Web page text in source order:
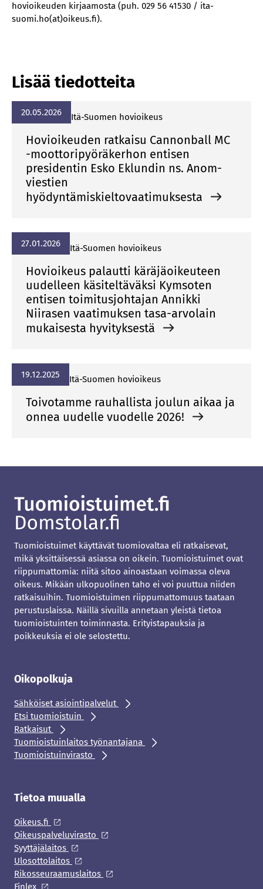
hovioikeuden kirjaamosta (puh. 029 56 41530 / ita-
suomi.ho(at)oikeus.fi).
Lisää tiedotteita
20.05.2026 Itä-Suomen hovioikeus
Hovioikeuden ratkaisu Cannonball MC
-moottoripyöräkerhon entisen
presidentin Esko Eklundin ns. Anom-
viestien
hyödyntämiskieltovaatimuksesta
27.01.2026 Itä-Suomen hovioikeus
Hovioikeus palautti käräjäoikeuteen
uudelleen käsiteltäväksi Kymsoten
entisen toimitusjohtajan Annikki
Niirasen vaatimuksen tasa-arvolain
mukaisesta hyvityksestä
19.12.2025 Itä-Suomen hovioikeus
Toivotamme rauhallista joulun aikaa ja
onnea uudelle vuodelle 2026!
Tuomioistuimet käyttävät tuomiovaltaa eli ratkaisevat,
mikä yksittäisessä asiassa on oikein. Tuomioistuimet ovat
riippumattomia: niitä sitoo ainoastaan voimassa oleva
oikeus. Mikään ulkopuolinen taho ei voi puuttua niiden
ratkaisuihin. Tuomioistuimen riippumattomuus taataan
perustuslaissa. Näillä sivuilla annetaan yleistä tietoa
tuomioistuinten toiminnasta. Erityistapauksia ja
poikkeuksia ei ole selostettu.
Oikopolkuja
Sähköiset asiointipalvelut
Etsi tuomioistuin
Ratkaisut
Tuomioistuinlaitos työnantajana
Tuomioistuinvirasto
Tietoa muualla
Oikeus.fi
Oikeuspalveluvirasto
Syyttäjälaitos
Ulosottolaitos
Rikosseuraamuslaitos
Finlex